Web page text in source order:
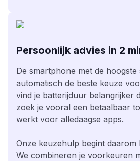
Persoonlijk advies in 2
De smartphone met de hoogste
automatisch de beste keuze
vind je batterijduur belangrijker
zoek je vooral een betaalbaar
werkt voor alledaagse apps.
Onze keuzehulp begint daarom
We combineren je voorkeuren